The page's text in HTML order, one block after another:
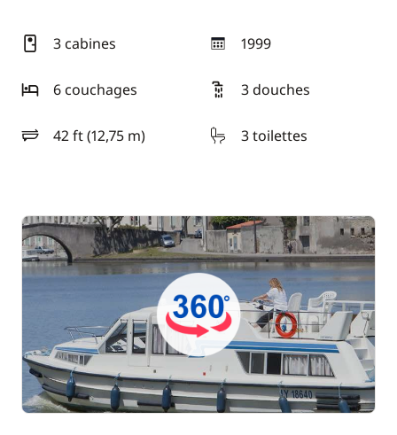
3 cabines 1999
année
6 couchages
3 douches
42 ft (12,75 m)
longueur 3 toilettes